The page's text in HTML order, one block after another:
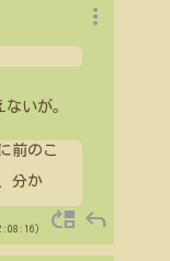
いが。
前のこ
分か
more_vert
） move_up reply